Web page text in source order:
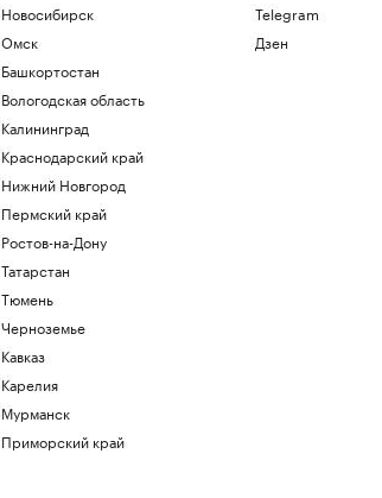
Новосибирск
Омск
Башкортостан
Вологодская область
Калининград
Краснодарский край
Нижний Новгород
Пермский край
Ростов-на-Дону
Татарстан
Тюмень
Черноземье
Кавказ
Карелия
Мурманск
Приморский край
Telegram
Дзен